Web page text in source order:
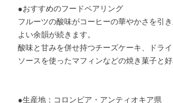
●おすすめのフードペアリング
フルーツの酸味がコーヒーの華やかさを引
よい余韻が続きます。
酸味と甘みを併せ持つチーズケーキ、ドラ
ソースを使ったマフィンなどの焼き菓子と好
●生産地：コロンビア・アンティオキア県